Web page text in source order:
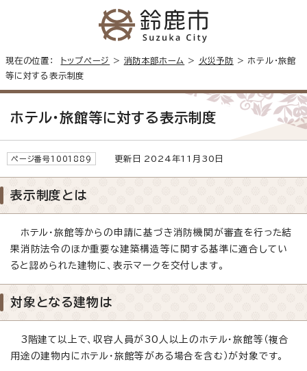
現在の位置： トップページ > 消防本部ホーム > 火災予防 > ホテル・旅館
等に対する表示制度
ホテル・旅館等に対する表示制度
ページ番号1001889 更新日 2024年11月30日
表示制度とは
ホテル・旅館等からの申請に基づき消防機関が審査を行った結
果消防法令のほか重要な建築構造等に関する基準に適合してい
ると認められた建物に、表示マークを交付します。
対象となる建物は
3階建て以上で、収容人員が30人以上のホテル・旅館等（複合
用途の建物内にホテル・旅館等がある場合を含む）が対象です。